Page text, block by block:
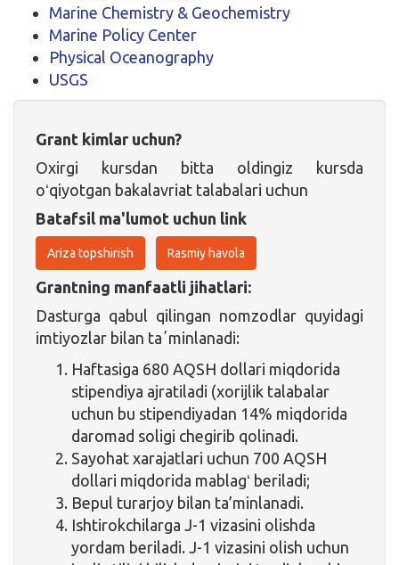
Marine Chemistry & Geochemistry
Marine Policy Center
Physical Oceanography
USGS
Grant kimlar uchun?
Oxirgi kursdan bitta oldingiz kursda
oʻqiyotgan bakalavriat talabalari uchun
Batafsil ma'lumot uchun link
Ariza topshirish Rasmiy havola
Grantning manfaatli jihatlari:
Dasturga qabul qilingan nomzodlar quyidagi
imtiyozlar bilan taʼminlanadi:
Haftasiga 680 AQSH dollari miqdorida
stipendiya ajratiladi (xorijlik talabalar
uchun bu stipendiyadan 14% miqdorida
daromad soligi chegirib qolinadi.
Sayohat xarajatlari uchun 700 AQSH
dollari miqdorida mablagʻ beriladi;
Bepul turarjoy bilan ta’minlanadi.
Ishtirokchilarga J-1 vizasini olishda
yordam beriladi. J-1 vizasini olish uchun